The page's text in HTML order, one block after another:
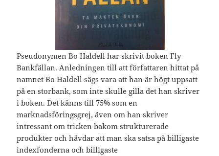
Pseudonymen Bo Haldell har skrivit boken Fly
Bankfällan. Anledningen till att författaren hittat på
namnet Bo Haldell sägs vara att han är högt uppsatt
på en storbank, som inte skulle gilla det han skriver
i boken. Det känns till 75% som en
marknadsföringsgrej, även om han skriver
intressant om tricken bakom strukturerade
produkter och hävdar att man ska satsa på billigaste
indexfonderna och billigaste